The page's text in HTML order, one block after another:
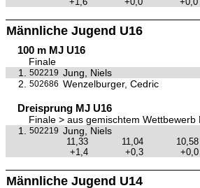
Männliche Jugend U16
100 m MJ U16
Finale
1.
502219 Jung, Niels
2.
502686 Wenzelburger, Cedric
Dreisprung MJ U16
Finale > aus gemischtem Wettbewerb
1.
502219 Jung, Niels
11,33 11,04 10,58
+1,4
+0,3 +0,0
Männliche Jugend U14